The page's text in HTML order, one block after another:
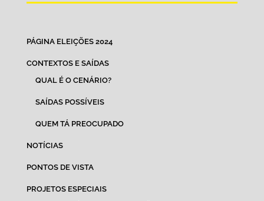
PÁGINA ELEIÇÕES 2024
CONTEXTOS E SAÍDAS
QUAL É O CENÁRIO?
SAÍDAS POSSÍVEIS
QUEM TÁ PREOCUPADO
NOTÍCIAS
PONTOS DE VISTA
PROJETOS ESPECIAIS